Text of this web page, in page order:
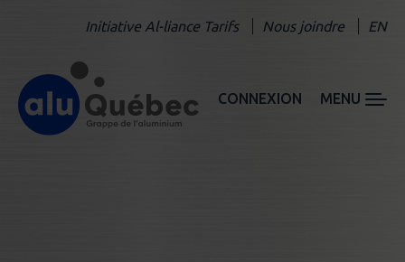
Initiative Al-liance Tarifs Nous joindre EN
CONNEXION MENU